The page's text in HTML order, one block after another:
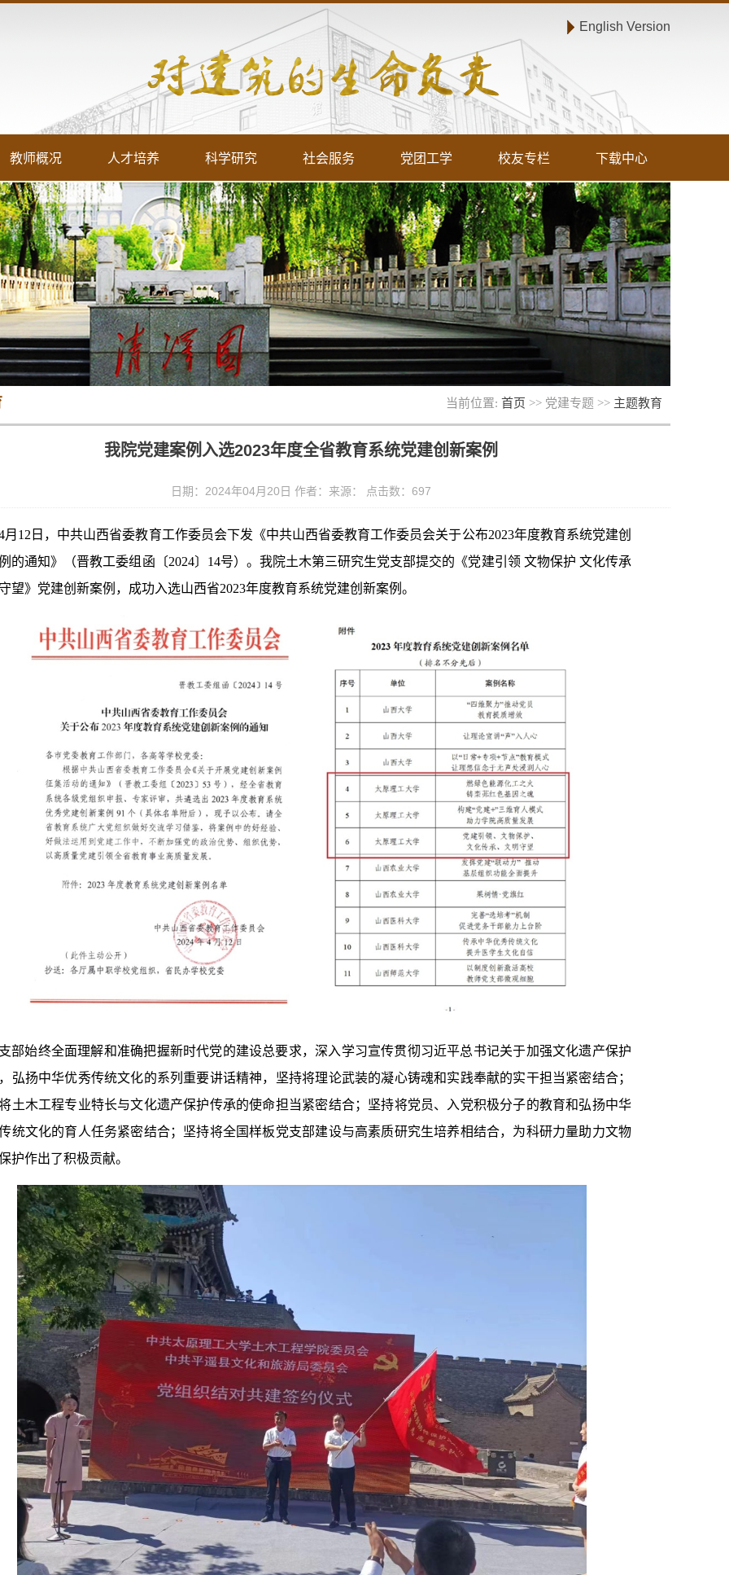
English Version
教师概况 人才培养 科学研究 社会服务 党团工学 校友专栏 下载中心
当前位置: 首页 >> 党建专题 >> 主题教育
我院党建案例入选2023年度全省教育系统党建创新案例
日期：2024年04月20日 作者：来源： 点击数： 697
月12日，中共山西省委教育工作委员会下发《中共山西省委教育工作委员会关于公布2023年度教育系统党建创
的通知》（晋教工委组函〔2024〕14号）。我院土木第三研究生党支部提交的《党建引领 文物保护 文化传承
望》党建创新案例，成功入选山西省2023年度教育系统党建创新案例。
部始终全面理解和准确把握新时代党的建设总要求，深入学习宣传贯彻习近平总书记关于加强文化遗产保护
弘扬中华优秀传统文化的系列重要讲话精神，坚持将理论武装的凝心铸魂和实践奉献的实干担当紧密结合；
土木工程专业特长与文化遗产保护传承的使命担当紧密结合；坚持将党员、入党积极分子的教育和弘扬中华
统文化的育人任务紧密结合；坚持将全国样板党支部建设与高素质研究生培养相结合，为科研力量助力文物
护作出了积极贡献。